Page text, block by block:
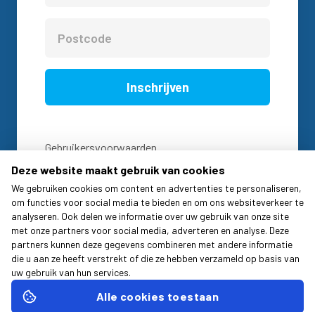
Inschrijven
Gebruikersvoorwaarden
Privacy statement
Cookie Statement
Disclaimer
KvK: 57722102
Deze website maakt gebruik van cookies
We gebruiken cookies om content en advertenties te personaliseren,
om functies voor social media te bieden en om ons websiteverkeer te
analyseren. Ook delen we informatie over uw gebruik van onze site
met onze partners voor social media, adverteren en analyse. Deze
partners kunnen deze gegevens combineren met andere informatie
die u aan ze heeft verstrekt of die ze hebben verzameld op basis van
uw gebruik van hun services.
Alle cookies toestaan